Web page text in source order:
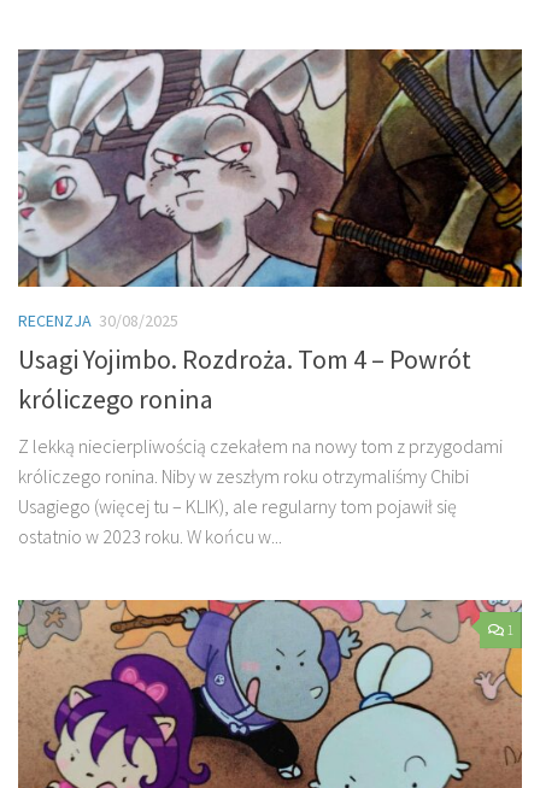
RECENZJA 30/08/2025
Usagi Yojimbo. Rozdroża. Tom 4 – Powrót
króliczego ronina
Z lekką niecierpliwością czekałem na nowy tom z przygodami
króliczego ronina. Niby w zeszłym roku otrzymaliśmy Chibi
Usagiego (więcej tu – KLIK), ale regularny tom pojawił się
ostatnio w 2023 roku. W końcu w...
1